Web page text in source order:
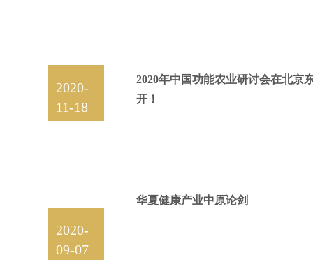
10:12:50
2020年中国功能农业研讨会在北京
开！
2020-
11-18
华夏健康产业中原论剑
2020-
09-07